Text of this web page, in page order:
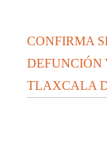
CONFIRMA
DEFUNCIÓN
TLAXCALA